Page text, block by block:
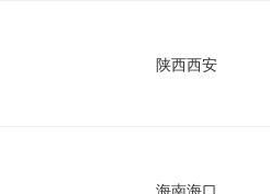
陕西西安
海南海口